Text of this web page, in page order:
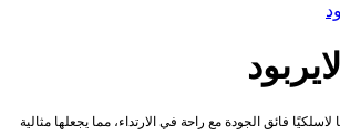
فائق الجودة مع راحة في الارتداء، مما يجعلها مثالية